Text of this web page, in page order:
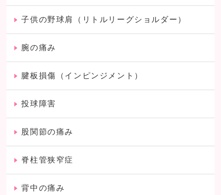
子供の野球肩（リトルリーグショルダー）
腕の痛み
腱板損傷（インピンジメント）
投球障害
股関節の痛み
脊柱管狭窄症
背中の痛み